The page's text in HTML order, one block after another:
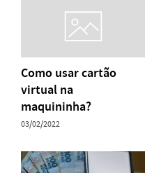
Como usar cartão
virtual na
maquininha?
03/02/2022